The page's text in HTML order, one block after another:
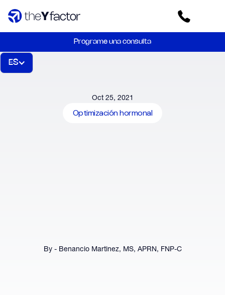
Programe una consulta
ES
Oct 25, 2021
Optimización hormonal
By - Benancio Martinez, MS, APRN, FNP-C